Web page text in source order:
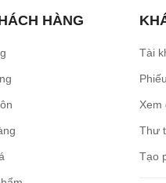
HÀNG
Tài
Xem
Thư
Tạo